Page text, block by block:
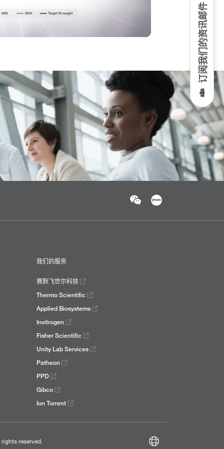
订阅我们的资讯邮件
Video
我们的服务
赛默飞世尔科技
Thermo Scientific
Applied Biosystems
Invitrogen
Fisher Scientific
Unity Lab Services
Patheon
PPD
Gibco
Ion Torrent
reserved.